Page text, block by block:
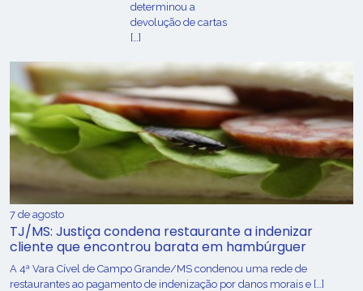
determinou a
devolução de cartas
[…]
7 de agosto
TJ/MS: Justiça condena restaurante a indenizar
cliente que encontrou barata em hambúrguer
A 4ª Vara Cível de Campo Grande/MS condenou uma rede de
restaurantes ao pagamento de indenização por danos morais e […]